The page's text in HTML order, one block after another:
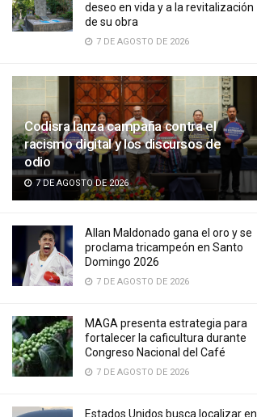
deseo en vida y a la revitalización
de su obra
7 DE AGOSTO DE 2026
Codisra lanza campaña contra el
racismo digital y los discursos de
odio
7 DE AGOSTO DE 2026
Allan Maldonado gana el oro y se
proclama tricampeón en Santo
Domingo 2026
7 DE AGOSTO DE 2026
MAGA presenta estrategia para
fortalecer la caficultura durante
Congreso Nacional del Café
7 DE AGOSTO DE 2026
Estados Unidos busca localizar en